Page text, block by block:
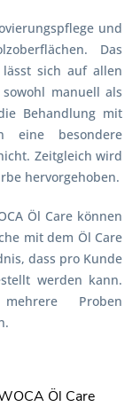
und
Das
sich auf allen
manuell als
Behandlung mit
eine besondere
Zeitgleich wird
hervorgehoben.
Öl Care können
mit dem Öl Care
dass pro Kunde
werden kann.
Proben
Öl Care